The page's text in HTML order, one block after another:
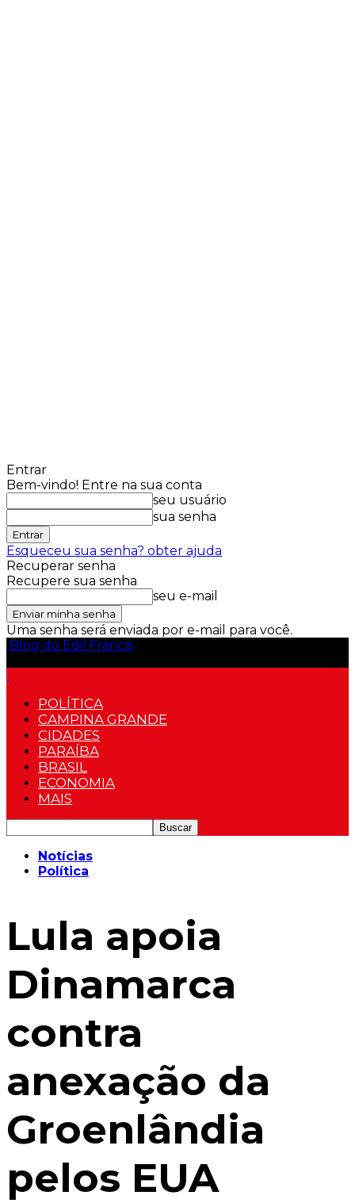
Entrar
Bem-vindo! Entre na sua conta
seu usuário
sua senha
Esqueceu sua senha? obter ajuda
Recuperar senha
Recupere sua senha
seu e-mail
Uma senha será enviada por e-mail para você.
Blog do Edil Francis
POLÍTICA
CAMPINA GRANDE
CIDADES
PARAÍBA
BRASIL
ECONOMIA
MAIS
Notícias
Política
Lula apoia
Dinamarca
contra
anexação da
Groenlândia
pelos EUA